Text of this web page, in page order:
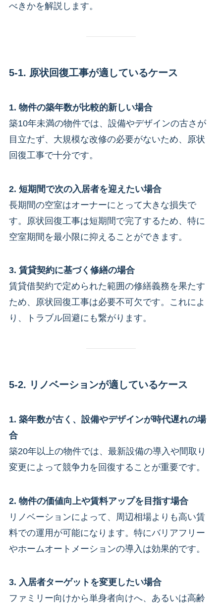
べきかを解説します。
5-1. 原状回復工事が適しているケース
1. 物件の築年数が比較的新しい場合
築10年未満の物件では、設備やデザインの古さが
目立たず、大規模な改修の必要がないため、原状
回復工事で十分です。
2. 短期間で次の入居者を迎えたい場合
長期間の空室はオーナーにとって大きな損失で
す。原状回復工事は短期間で完了するため、特に
空室期間を最小限に抑えることができます。
3. 賃貸契約に基づく修繕の場合
賃貸借契約で定められた範囲の修繕義務を果たす
ため、原状回復工事は必要不可欠です。これによ
り、トラブル回避にも繋がります。
5-2. リノベーションが適しているケース
1. 築年数が古く、設備やデザインが時代遅れの場
合
築20年以上の物件では、最新設備の導入や間取り
変更によって競争力を回復することが重要です。
2. 物件の価値向上や賃料アップを目指す場合
リノベーションによって、周辺相場よりも高い賃
料での運用が可能になります。特にバリアフリー
やホームオートメーションの導入は効果的です。
3. 入居者ターゲットを変更したい場合
ファミリー向けから単身者向けへ、あるいは高齢